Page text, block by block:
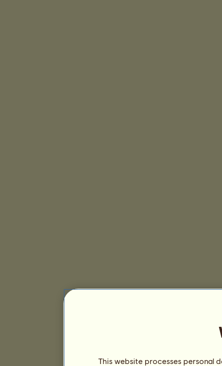
This website processes personal